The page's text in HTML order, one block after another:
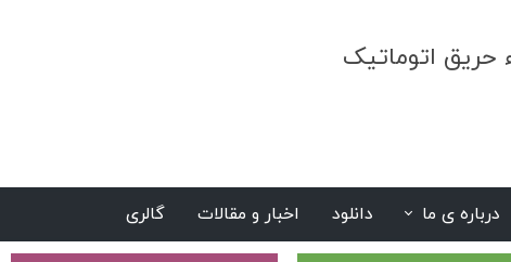
حریق اتوماتیک
درباره ی ما دانلود اخبار و مقالات گالری